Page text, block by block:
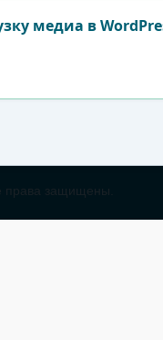
медиа в
права защищены.